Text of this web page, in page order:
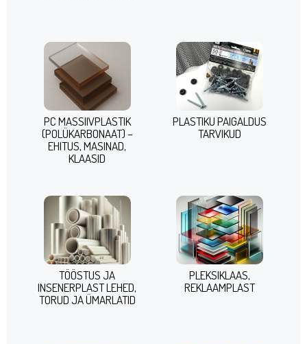
PC MASSIIVPLASTIK
(POLÜKARBONAAT) –
EHITUS, MASINAD,
KLAASID
PLASTIKU PAIGALDUS
TARVIKUD
TÖÖSTUS JA
INSENERPLAST LEHED,
TORUD JA ÜMARLATID
PLEKSIKLAAS,
REKLAAMPLAST